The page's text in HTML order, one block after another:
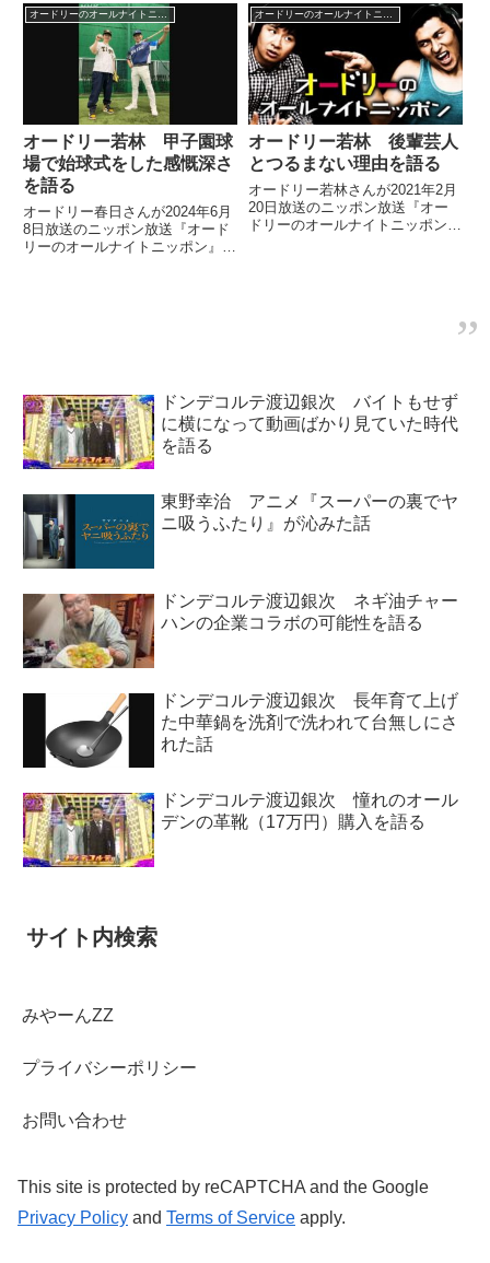
和牛・水田さんと披露したオード
リー式漫才についてトーク。春日
役を担当した水田さんとの絡みで
感じた漫才の春日というキャラク
ターの扱い方や、その原点につい
て話していました。
神VSオリックスの日本シリーズ
第5戦を甲子園で観戦した際の模
様を紹介していました。
オードリー若林 甲子園球
場で始球式をした感慨深さ
を語る
オードリー春日さんが2024年6月
8日放送のニッポン放送『オード
リーのオールナイトニッポン』の
オードリー若林 後輩芸人
とつるまない理由を語る
オードリー若林さんが2021年2月
20日放送のニッポン放送『オー
ドリーのオールナイトニッポン』
ドンデコルテ渡辺銀次 バイトもせず
に横になって動画ばかり見ていた時代
を語る
東野幸治 アニメ『スーパーの裏でヤ
ニ吸うふたり』が沁みた話
ドンデコルテ渡辺銀次 ネギ油チャー
ハンの企業コラボの可能性を語る
ドンデコルテ渡辺銀次 長年育て上げ
た中華鍋を洗剤で洗われて台無しにさ
れた話
ドンデコルテ渡辺銀次 憧れのオール
デンの革靴（17万円）購入を語る
サイト内検索
みやーんZZ
プライバシーポリシー
お問い合わせ
This site is protected by reCAPTCHA and the Google
Privacy Policy and Terms of Service apply.